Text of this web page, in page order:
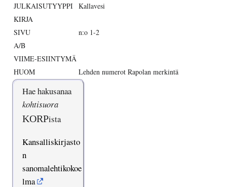
JULKAISUTYYPPI Kallavesi
KIRJA
SIVU
n:o 1-2
A/B
VIIME-ESIINTYMÄ
HUOM
Lehden numerot Rapolan merkintä
Hae hakusanaa
kohtisuora
KORPista
Kansalliskirjasto
n
sanomalehtikokoe
lma